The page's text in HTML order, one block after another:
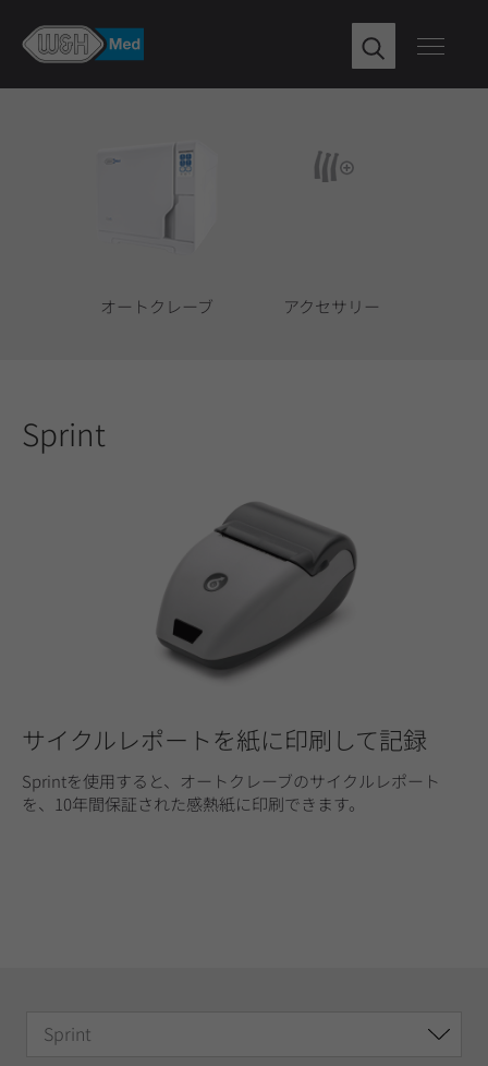
オートクレーブ アクセサリー
Sprint
サイクルレポートを紙に印刷して記録
Sprintを使用すると、オートクレーブのサイクルレポート
を、10年間保証された感熱紙に印刷できます。
Sprint